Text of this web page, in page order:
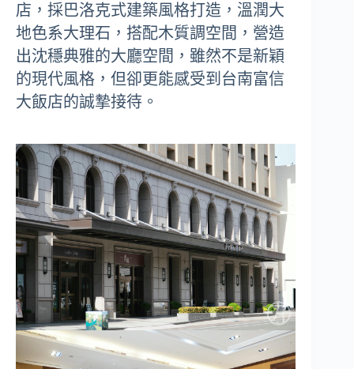
店，採巴洛克式建築風格打造，溫潤大
地色系大理石，搭配木質調空間，營造
出沈穩典雅的大廳空間，雖然不是新穎
的現代風格，但卻更能感受到台南富信
大飯店的誠摯接待。